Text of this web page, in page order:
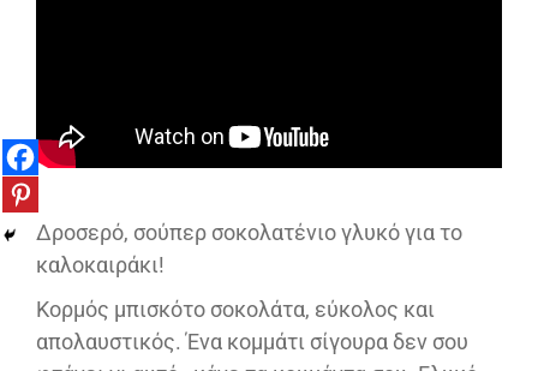
Δροσερό, σούπερ σοκολατένιο γλυκό για το
καλοκαιράκι!
Κορμός μπισκότο σοκολάτα, εύκολος και
απολαυστικός. Ένα κομμάτι σίγουρα δεν σου